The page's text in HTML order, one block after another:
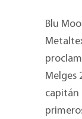
Blu
Melges
capitán